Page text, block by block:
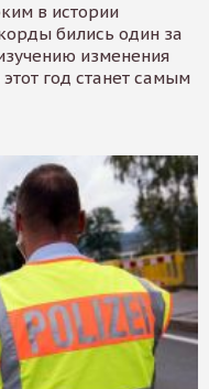
в истории
бились один за
изменения
год станет самым